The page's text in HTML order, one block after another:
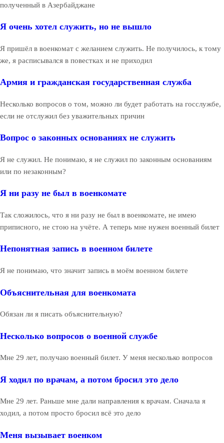
полученный в Азербайджане
Я очень хотел служить, но не вышло
Я пришёл в военкомат с желанием служить. Не получилось, к тому
же, я расписывался в повестках и не приходил
Армия и гражданская государственная служба
Несколько вопросов о том, можно ли будет работать на госслужбе,
если не отслужил без уважительных причин
Вопрос о законных основаниях не служить
Я не служил. Не понимаю, я не служил по законным основаниям
или по незаконным?
Я ни разу не был в военкомате
Так сложилось, что я ни разу не был в военкомате, не имею
приписного, не стою на учёте. А теперь мне нужен военный билет
Непонятная запись в военном билете
Я не понимаю, что значит запись в моём военном билете
Объяснительная для военкомата
Обязан ли я писать объяснительную?
Несколько вопросов о военной службе
Мне 29 лет, получаю военный билет. У меня несколько вопросов
Я ходил по врачам, а потом бросил это дело
Мне 29 лет. Раньше мне дали направления к врачам. Сначала я
ходил, а потом просто бросил всё это дело
Меня вызывает военком